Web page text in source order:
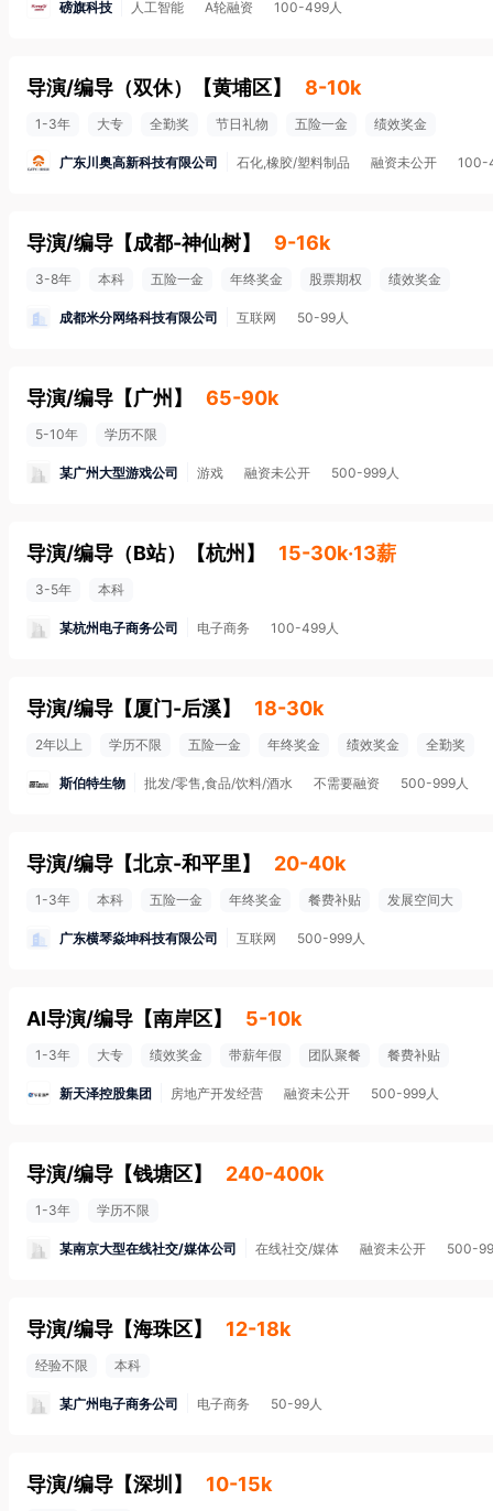
磅旗科技 人工智能 A轮融资 100-499人
导演/编导（双休） 【黄埔区】 8-10k
1-3年 大专 全勤奖 节日礼物 五险一金 绩效奖金
广东川奥高新科技有限公司 石化,橡胶/塑料制品 融资未公开 100-
导演/编导 【成都-神仙树】 9-16k
3-8年 本科 五险一金 年终奖金 股票期权 绩效奖金
成都米分网络科技有限公司 互联网 50-99人
导演/编导 【广州 】 65-90k
5-10年 学历不限
某广州大型游戏公司 游戏 融资未公开 500-999人
导演/编导（B站） 【杭州 】 15-30k·13薪
3-5年 本科
某杭州电子商务公司 电子商务 100-499人
导演/编导 【厦门-后溪】 18-30k
2年以上 学历不限 五险一金 年终奖金 绩效奖金 全勤奖
斯伯特生物 批发/零售,食品/饮料/酒水 不需要融资 500-999人
导演/编导 【北京-和平里】 20-40k
1-3年 本科 五险一金 年终奖金 餐费补贴 发展空间大
广东横琴焱坤科技有限公司 互联网 500-999人
AI导演/编导 【南岸区】 5-10k
1-3年 大专 绩效奖金 带薪年假 团队聚餐 餐费补贴
新天泽控股集团 房地产开发经营 融资未公开 500-999人
导演/编导 【钱塘区】 240-400k
1-3年 学历不限
某南京大型在线社交/媒体公司 在线社交/媒体 融资未公开 500-
导演/编导 【海珠区】 12-18k
经验不限 本科
某广州电子商务公司 电子商务 50-99人
导演/编导 【深圳 】 10-15k